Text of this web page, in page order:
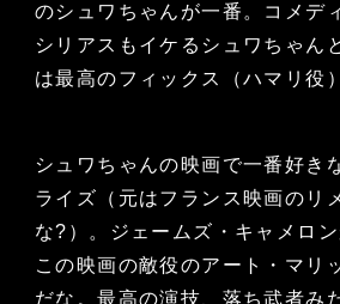
のシュワちゃんが一番。コメデ
シリアスもイケるシュワちゃん
は最高のフィックス（ハマリ役
シュワちゃんの映画で一番好き
ライズ（元はフランス映画のリ
な?）。ジェームズ・キャメロ
この映画の敵役のアート・マリ
だな。最高の演技、落ち武者み